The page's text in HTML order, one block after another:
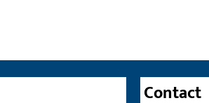
Contact